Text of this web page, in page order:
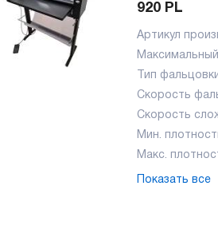
920 PL
Артикул
Тип
Скорость
Скорость
Мин.
Макс.
Показать все